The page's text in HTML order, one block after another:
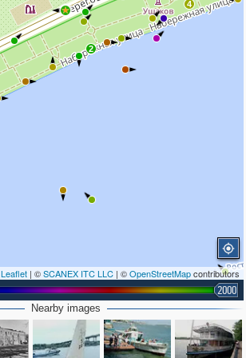
2
4
Leaflet | ©SCANEX ITC LLC | ©OpenStreetMapcontributors
2000
Nearby images